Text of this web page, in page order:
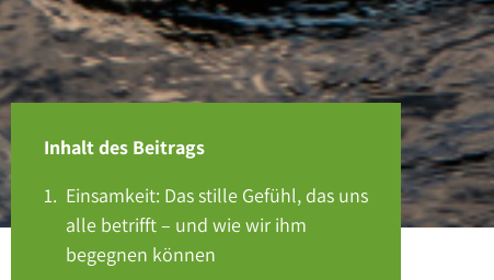
Inhalt des Beitrags
Einsamkeit: Das stille Gefühl, das uns
alle betrifft – und wie wir ihm
begegnen können